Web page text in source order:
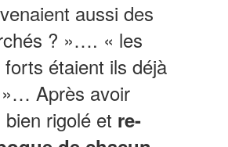
aussi des
? »…. « les
étaient ils déjà
Après avoir
rigolé et re-